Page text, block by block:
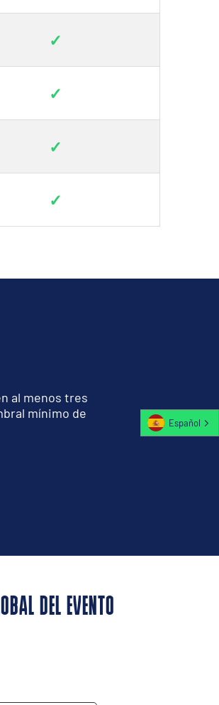
✓
✓
✓
✓
al menos tres
mínimo de
DEL EVENTO
Español